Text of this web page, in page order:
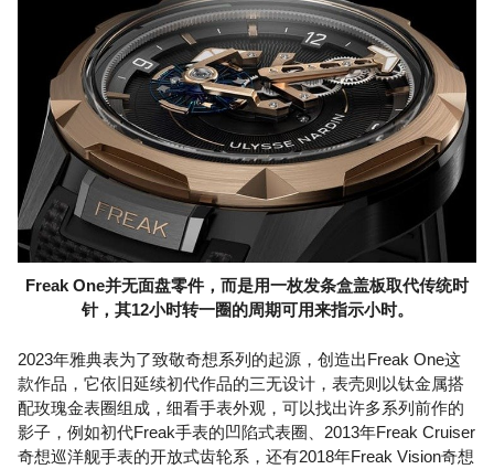
Freak One并无面盘零件，而是用一枚发条盒盖板取代传统时
针，其12小时转一圈的周期可用来指示小时。
2023年雅典表为了致敬奇想系列的起源，创造出Freak One这
款作品，它依旧延续初代作品的三无设计，表壳则以钛金属搭
配玫瑰金表圈组成，细看手表外观，可以找出许多系列前作的
影子，例如初代Freak手表的凹陷式表圈、2013年Freak Cruiser
奇想巡洋舰手表的开放式齿轮系，还有2018年Freak Vision奇想